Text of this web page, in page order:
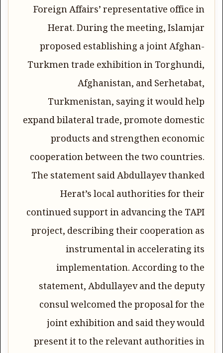
Foreign Affairs’ representative office in
Herat. During the meeting, Islamjar
proposed establishing a joint Afghan-
Turkmen trade exhibition in Torghundi,
Afghanistan, and Serhetabat,
Turkmenistan, saying it would help
expand bilateral trade, promote domestic
products and strengthen economic
cooperation between the two countries.
The statement said Abdullayev thanked
Herat’s local authorities for their
continued support in advancing the TAPI
project, describing their cooperation as
instrumental in accelerating its
implementation. According to the
statement, Abdullayev and the deputy
consul welcomed the proposal for the
joint exhibition and said they would
present it to the relevant authorities in